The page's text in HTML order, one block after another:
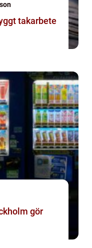
gör